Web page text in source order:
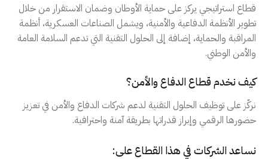
قطاع استراتيجي يركز على حماية الأوطان وضمان الاستقرار من خلال
تطوير الأنظمة الدفاعية والأمنية، ويشمل الصناعات العسكرية، أنظمة
المراقبة والحماية، إضافة إلى الحلول التقنية التي تدعم السلامة العامة
والأمن الوطني.
كيف نخدم قطاع الدفاع والأمن؟
نركّز على توظيف الحلول التقنية لدعم شركات الدفاع والأمن في تعزيز
حضورها الرقمي وإبراز قدراتها بطريقة آمنة واحترافية.
نساعد الشركات في هذا القطاع على: